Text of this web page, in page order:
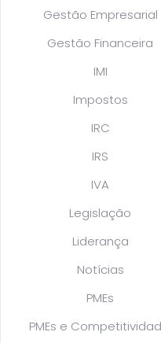
Gestão Empresarial
Gestão Financeira
IMI
Impostos
IRC
IRS
IVA
Legislação
Liderança
Notícias
PMEs
PMEs e